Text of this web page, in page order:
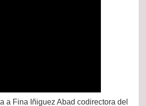
a Fina Iñiguez Abad codirectora del